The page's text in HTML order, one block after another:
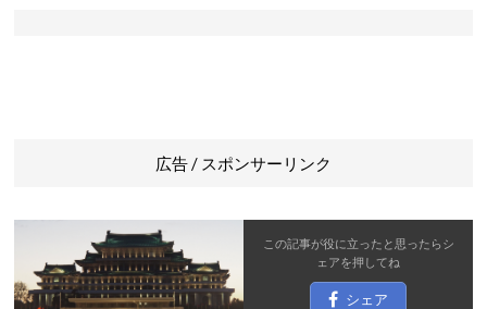
広告 / スポンサーリンク
この記事が役に立ったと思ったらシ
ェアを押してね
シェア